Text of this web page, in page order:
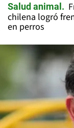
Salud animal
chilena logró
en perros